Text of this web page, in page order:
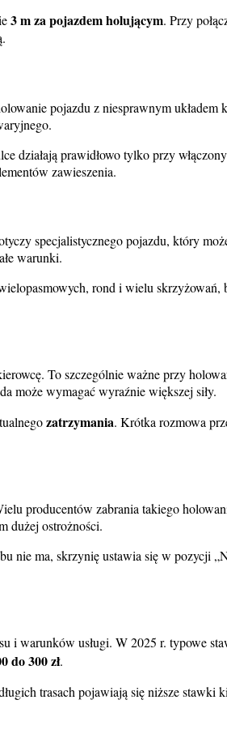
3 m za pojazdem holującym. Przy
pojazdu z niesprawnym
działają prawidłowo tylko przy
zawieszenia.
specjalistycznego pojazdu, który
warunki.
rond i wielu
To szczególnie ważne przy
może wymagać wyraźnie większej siły.
zatrzymania. Krótka rozmowa
producentów zabrania takiego
dużej ostrożności.
nie ma, skrzynię ustawia się w pozycji
i warunków usługi. W 2025 r. typowe
do 300 zł.
trasach pojawiają się niższe